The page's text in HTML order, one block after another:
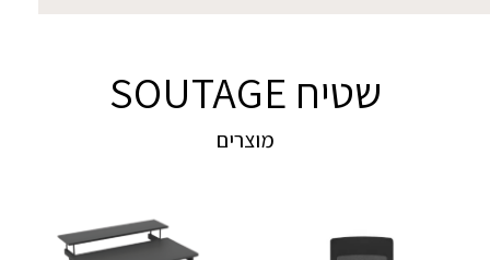
שטיח SOUTAGE
מוצרים